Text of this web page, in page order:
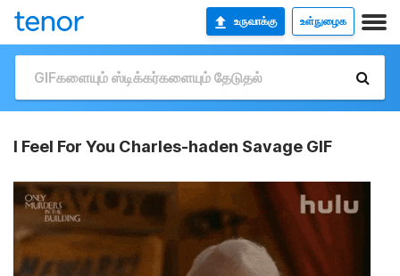
உருவாக்கு உள்நுழைக
I Feel For You Charles-haden Savage GIF